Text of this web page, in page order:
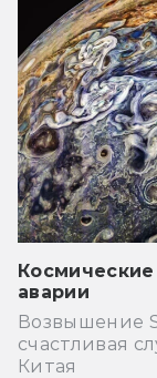
аварии
Возвышение
счастливая
Китая